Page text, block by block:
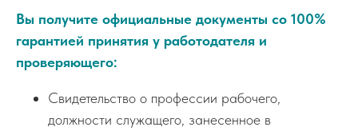
Вы получите официальные документы со 100%
гарантией принятия у работодателя и
проверяющего:
Свидетельство о профессии рабочего,
должности служащего, занесенное в